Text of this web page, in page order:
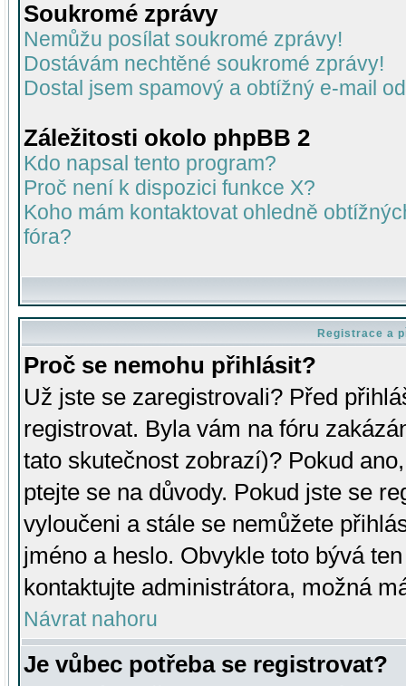
Soukromé zprávy
Nemůžu posílat soukromé zprávy!
Dostávám nechtěné soukromé zprávy!
Dostal jsem spamový a obtížný e-mail
Záležitosti okolo phpBB 2
Kdo napsal tento program?
Proč není k dispozici funkce X?
Koho mám kontaktovat ohledně
fóra?
Registrace a
Proč se nemohu přihlásit?
Už jste se zaregistrovali? Před
registrovat. Byla vám na fóru
tato skutečnost zobrazí)? Pokud
ptejte se na důvody. Pokud jste se
vyloučeni a stále se nemůžete
jméno a heslo. Obvykle toto bývá
kontaktujte administrátora, možná
Návrat nahoru
Je vůbec potřeba se registrovat?